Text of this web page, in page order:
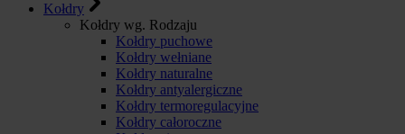
Kołdry
Kołdry wg. Rodzaju
Kołdry puchowe
Kołdry wełniane
Kołdry naturalne
Kołdry antyalergiczne
Kołdry termoregulacyjne
Kołdry całoroczne